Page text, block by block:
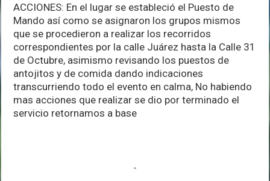
ACCIONES: En el lugar se estableció el Puesto de
Mando así como se asignaron los grupos mismos
que se procedieron a realizar los recorridos
correspondientes por la calle Juárez hasta la Calle 31
de Octubre, asimismo revisando los puestos de
antojitos y de comida dando indicaciones
transcurriendo todo el evento en calma, No habiendo
mas acciones que realizar se dio por terminado el
servicio retornamos a base